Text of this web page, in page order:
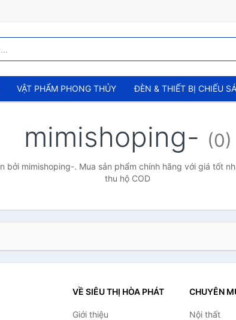
VẬT PHẨM PHONG THỦY ĐÈN & THIẾT BỊ CHIẾU
mimishoping- (0)
bởi mimishoping-. Mua sản phẩm chính hãng với giá tốt
thu hộ COD
VỀ SIÊU THỊ HÒA PHÁT
Giới thiệu
CHUYÊN
Nội thất